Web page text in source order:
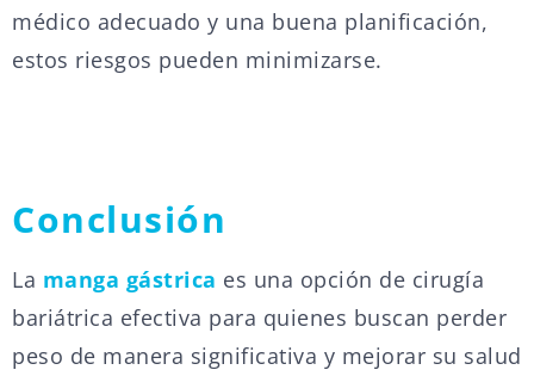
médico adecuado y una buena planificación,
estos riesgos pueden minimizarse.
Conclusión
La manga gástrica es una opción de cirugía
bariátrica efectiva para quienes buscan perder
peso de manera significativa y mejorar su salud